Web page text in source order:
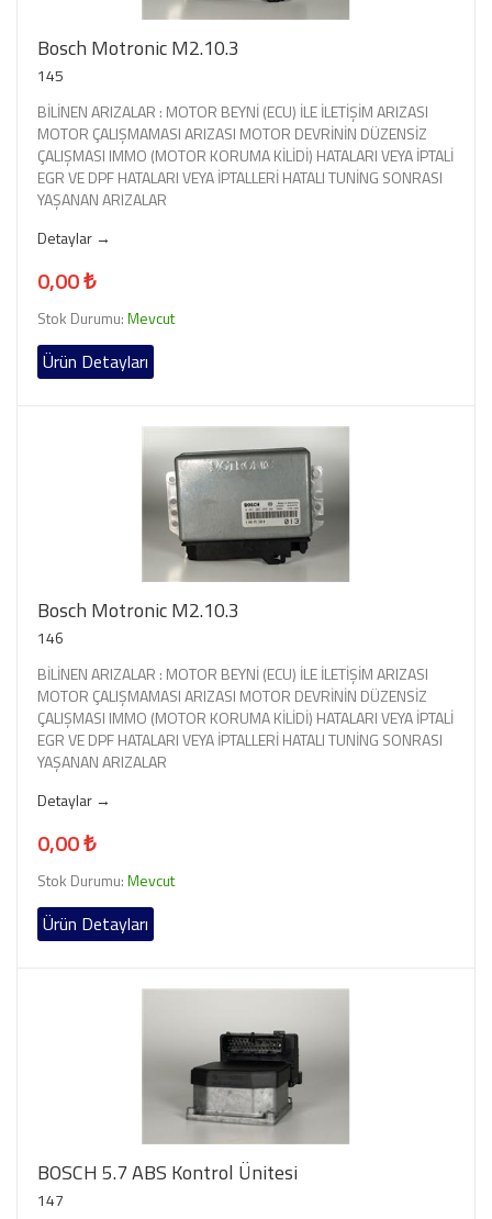
Bosch Motronic M2.10.3
145
BİLİNEN ARIZALAR : MOTOR BEYNİ (ECU) İLE İLETİŞİM ARIZASI
MOTOR ÇALIŞMAMASI ARIZASI MOTOR DEVRİNİN DÜZENSİZ
ÇALIŞMASI IMMO (MOTOR KORUMA KİLİDİ) HATALARI VEYA İPTALİ
EGR VE DPF HATALARI VEYA İPTALLERİ HATALI TUNİNG SONRASI
YAŞANAN ARIZALAR
Detaylar →
0,00 ₺
Stok Durumu:Mevcut
Ürün Detayları
Bosch Motronic M2.10.3
146
BİLİNEN ARIZALAR : MOTOR BEYNİ (ECU) İLE İLETİŞİM ARIZASI
MOTOR ÇALIŞMAMASI ARIZASI MOTOR DEVRİNİN DÜZENSİZ
ÇALIŞMASI IMMO (MOTOR KORUMA KİLİDİ) HATALARI VEYA İPTALİ
EGR VE DPF HATALARI VEYA İPTALLERİ HATALI TUNİNG SONRASI
YAŞANAN ARIZALAR
Detaylar →
0,00 ₺
Stok Durumu:Mevcut
Ürün Detayları
BOSCH 5.7 ABS Kontrol Ünitesi
147